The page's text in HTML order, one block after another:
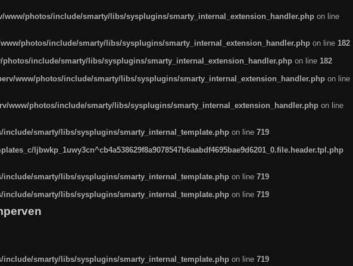
www/photos/include/smarty/libs/sysplugins/smarty_internal_extension_handler.php on line
photos/include/smarty/libs/sysplugins/smarty_internal_extension_handler.php on line 182
photos/include/smarty/libs/sysplugins/smarty_internal_extension_handler.php on line 182
www/photos/include/smarty/libs/sysplugins/smarty_internal_extension_handler.php on line
www/photos/include/smarty/libs/sysplugins/smarty_internal_extension_handler.php on line
include/smarty/libs/sysplugins/smarty_internal_template.php on line 719
ljbwkp_1uwy3cn^cb4a538629f8a9078547b6aabdf4695bae9d6201_0.file.header.tpl.php
include/smarty/libs/sysplugins/smarty_internal_template.php on line 719
include/smarty/libs/sysplugins/smarty_internal_template.php on line 719
include/smarty/libs/sysplugins/smarty_internal_template.php on line 719